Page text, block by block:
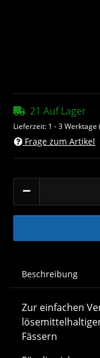
21 Auf Lager
Lieferzeit: 1 - 3 Werktage
Frage zum Artikel
Beschreibung
Zur einfachen
Fässern